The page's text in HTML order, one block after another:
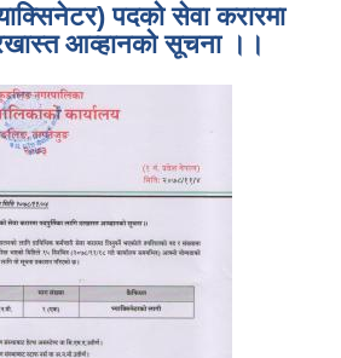
पदको सेवा करारमा
आव्हानको सूचना ।।